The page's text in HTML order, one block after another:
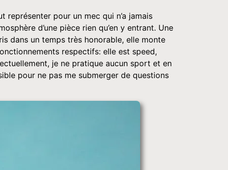
représenter pour un mec qui n’a jamais
d’une pièce rien qu’en y entrant. Une
dans un temps très honorable, elle monte
respectifs: elle est speed,
je ne pratique aucun sport et en
pour ne pas me submerger de questions